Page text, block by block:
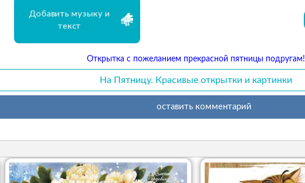
Добавить музыку и
текст
Открытка с пожеланием прекрасной пятницы подругам!
На Пятницу. Красивые открытки и картинки
оставить комментарий